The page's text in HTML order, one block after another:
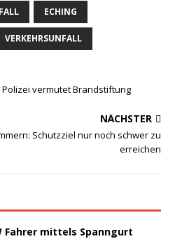
ECHING
VERKEHRSUNFALL
vermutet Brandstiftung
NÄCHSTER
Schutzziel nur noch schwer zu
erreichen
Fahrer mittels Spanngurt